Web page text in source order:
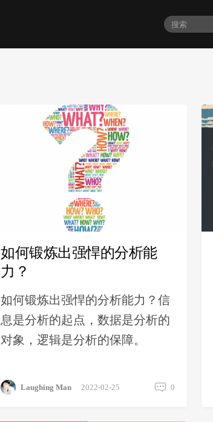
如何锻炼出强悍的分析能
力？
如何锻炼出强悍的分析能力？信
息是分析的起点，数据是分析的
对象，逻辑是分析的保障。
Laughing Man 2022-02-25 0